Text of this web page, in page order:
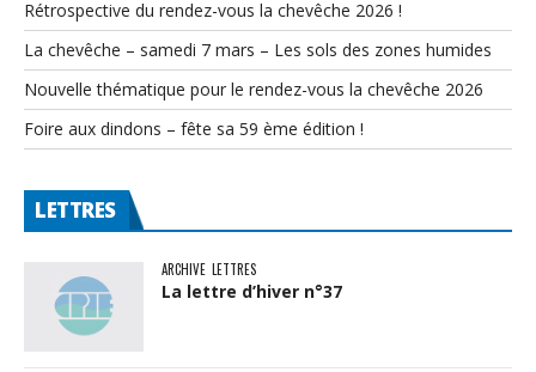
Rétrospective du rendez-vous la chevêche 2026 !
La chevêche – samedi 7 mars – Les sols des zones humides
Nouvelle thématique pour le rendez-vous la chevêche 2026
Foire aux dindons – fête sa 59 ème édition !
LETTRES
ARCHIVE LETTRES
La lettre d’hiver n°37